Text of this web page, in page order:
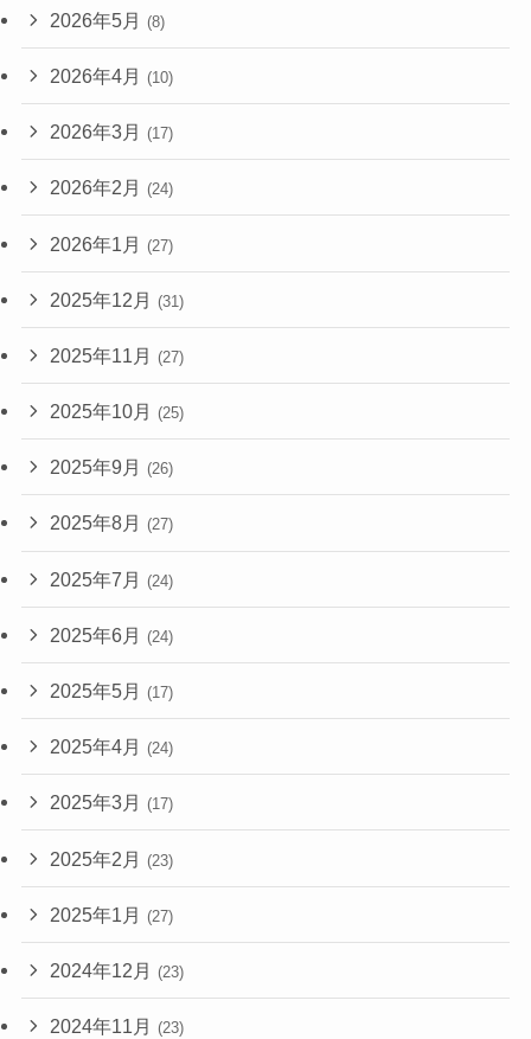
2026年5月 (8)
2026年4月 (10)
2026年3月 (17)
2026年2月 (24)
2026年1月 (27)
2025年12月 (31)
2025年11月 (27)
2025年10月 (25)
2025年9月 (26)
2025年8月 (27)
2025年7月 (24)
2025年6月 (24)
2025年5月 (17)
2025年4月 (24)
2025年3月 (17)
2025年2月 (23)
2025年1月 (27)
2024年12月 (23)
2024年11月 (23)